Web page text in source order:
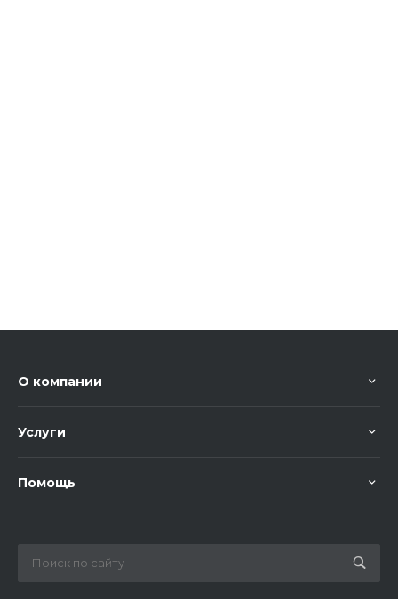
О компании
Услуги
Помощь